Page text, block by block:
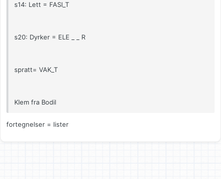
s14: Lett = FASI_T
s20: Dyrker = ELE _ _ R
spratt= VAK_T
Klem fra Bodil
fortegnelser = lister